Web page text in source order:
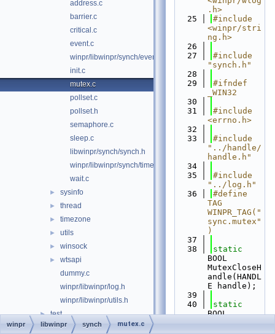
address.c
barrier.c
critical.c
event.c
winpr/libwinpr/synch/event.h
init.c
mutex.c
pollset.c
pollset.h
semaphore.c
sleep.c
libwinpr/synch/synch.h
winpr/libwinpr/synch/timer.c
wait.c
► sysinfo
► thread
► timezone
► utils
► winsock
►
wtsapi
dummy.c
winpr/libwinpr/log.h
winpr/libwinpr/utils.h
► test
► tools
.h>
   25
#include
<winpr/stri
ng.h>
   26
   27
#include
"synch.h"
   28
   29
#ifndef
_WIN32
   30
   31
#include
<errno.h>
   32
   33
#include
"../handle/
handle.h"
   34
   35
#include
"../log.h"
   36
#define
TAG
WINPR_TAG("
sync.mutex"
)
   37
   38
static
BOOL
MutexCloseH
andle(HANDL
E handle);
   39
   40
static
BOOL
winpr libwinpr synch mutex.c